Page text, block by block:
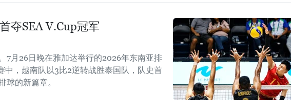
夺SEA V.Cup冠军
7月26日晚在雅加达举行的2026年东南亚排
中，越南队以3比2逆转战胜泰国队，队史首
球的新篇章。